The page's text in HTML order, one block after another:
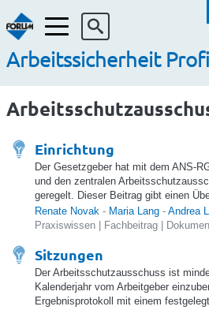
Menü
Arbeitssicherheit Profi
Einrichtung
Der Gesetzgeber hat mit dem ANS-
und den zentralen
geregelt. Dieser Beitrag gibt einen
Renate Novak - Maria Lang -Andrea
Praxiswissen | Fachbeitrag |
Sitzungen
Der Arbeitsschutzausschuss ist
Kalenderjahr vom Arbeitgeber
Ergebnisprotokoll mit einem